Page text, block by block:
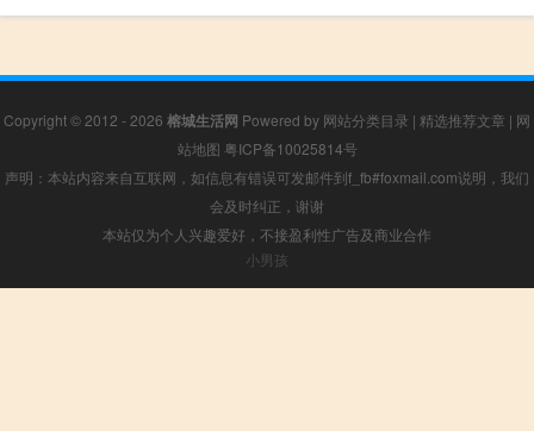
Copyright © 2012 - 2026 榕城生活网 Powered by 网站分类目录 | 精选推荐文章 | 网
站地图 粤ICP备10025814号
声明：本站内容来自互联网，如信息有错误可发邮件到f_fb#foxmail.com说明，我们
会及时纠正，谢谢
本站仅为个人兴趣爱好，不接盈利性广告及商业合作
小男孩